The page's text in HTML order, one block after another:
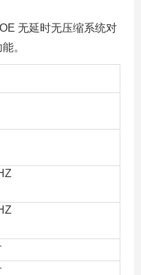
无延时无压缩系统对
。